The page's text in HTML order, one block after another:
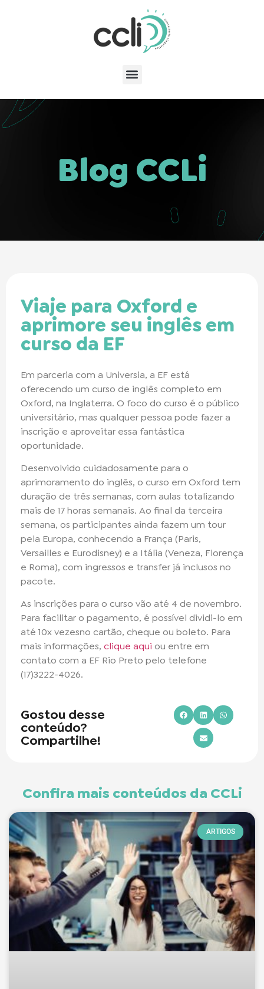
Blog CCLi
Viaje para Oxford e
aprimore seu inglês em
curso da EF
Em parceria com a Universia, a EF está
oferecendo um curso de inglês completo em
Oxford, na Inglaterra. O foco do curso é o público
universitário, mas qualquer pessoa pode fazer a
inscrição e aproveitar essa fantástica
oportunidade.
Desenvolvido cuidadosamente para o
aprimoramento do inglês, o curso em Oxford tem
duração de três semanas, com aulas totalizando
mais de 17 horas semanais. Ao final da terceira
semana, os participantes ainda fazem um tour
pela Europa, conhecendo a França (Paris,
Versailles e Eurodisney) e a Itália (Veneza, Florença
e Roma), com ingressos e transfer já inclusos no
pacote.
As inscrições para o curso vão até 4 de novembro.
Para facilitar o pagamento, é possível dividi-lo em
até 10x vezesno cartão, cheque ou boleto. Para
mais informações, clique aqui ou entre em
contato com a EF Rio Preto pelo telefone
(17)3222-4026.
Gostou desse
conteúdo?
Compartilhe!
Confira mais conteúdos da CCLi
ARTIGOS